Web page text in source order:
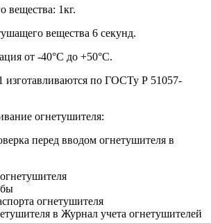
вещества: 1кг.
вещества 6 секунд.
от -40°C до +50°C.
по ГОСТу Р 51057-
огнетушителя:
перед вводом огнетушителя в
огнетушителя
в Журнал учета огнетушителей